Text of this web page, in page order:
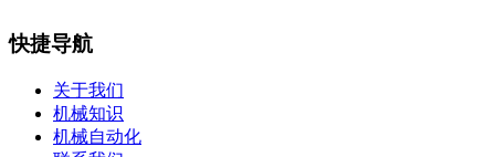
快捷导航
关于我们
机械知识
机械自动化